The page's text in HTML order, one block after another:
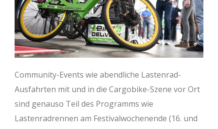
Community-Events wie abendliche Lastenrad-
Ausfahrten mit und in die Cargobike-Szene vor Ort
sind genauso Teil des Programms wie
Lastenradrennen am Festivalwochenende (16. und